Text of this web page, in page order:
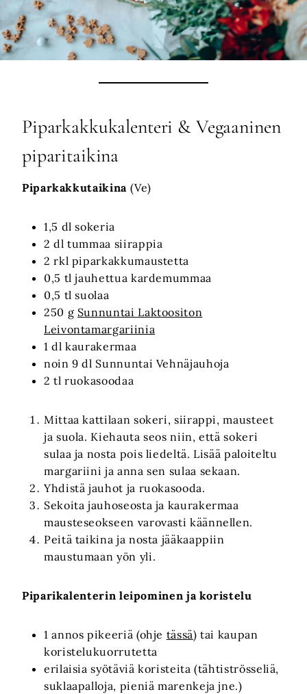
Piparkakkukalenteri & Vegaaninen
piparitaikina
Piparkakkutaikina(Ve)
1,5 dl sokeria
2 dl tummaa siirappia
2 rkl piparkakkumaustetta
0,5 tl jauhettua kardemummaa
0,5 tl suolaa
250 g Sunnuntai Laktoositon
Leivontamargariinia
1 dl kaurakermaa
noin 9 dl Sunnuntai Vehnäjauhoja
2 tl ruokasoodaa
Mittaa kattilaan sokeri, siirappi, mausteet
ja suola. Kiehauta seos niin, että sokeri
sulaa ja nosta pois liedeltä. Lisää paloiteltu
margariini ja anna sen sulaa sekaan.
Yhdistä jauhot ja ruokasooda.
Sekoita jauhoseosta ja kaurakermaa
mausteseokseen varovasti käännellen.
Peitä taikina ja nosta jääkaappiin
maustumaan yön yli.
Piparikalenterin leipominen ja koristelu
1 annos pikeeriä (ohje tässä) tai kaupan
koristelukuorrutetta
erilaisia syötäviä koristeita (tähtiströsseliä,
suklaapalloja, pieniä marenkeja jne.)